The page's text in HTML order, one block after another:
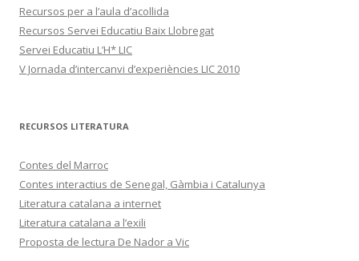
Recursos per a l’aula d’acollida
Recursos Servei Educatiu Baix Llobregat
Servei Educatiu L’H* LIC
V Jornada d’intercanvi d’experiències LIC 2010
RECURSOS LITERATURA
Contes del Marroc
Contes interactius de Senegal, Gàmbia i Catalunya
Literatura catalana a internet
Literatura catalana a l’exili
Proposta de lectura De Nador a Vic